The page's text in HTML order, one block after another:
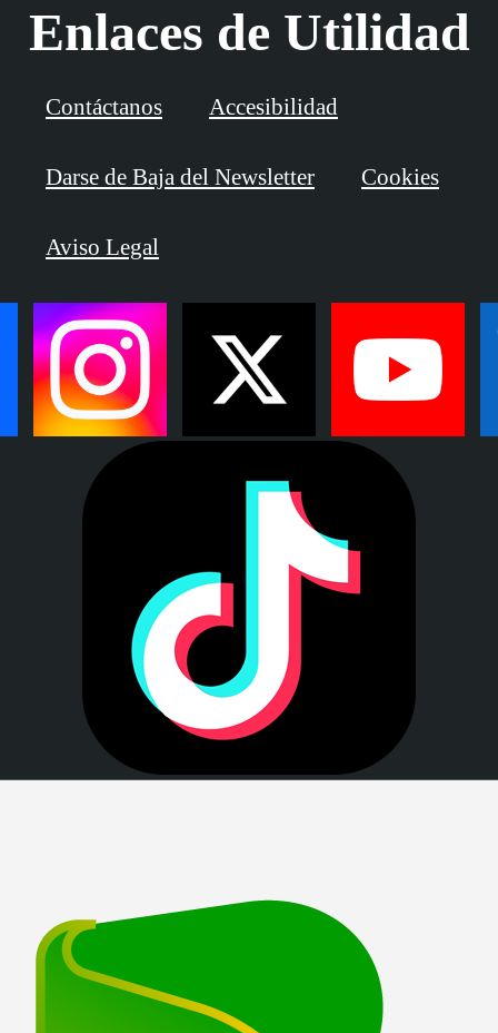
Enlaces de Utilidad
Contáctanos Accesibilidad
Darse de Baja del Newsletter Cookies
Aviso Legal